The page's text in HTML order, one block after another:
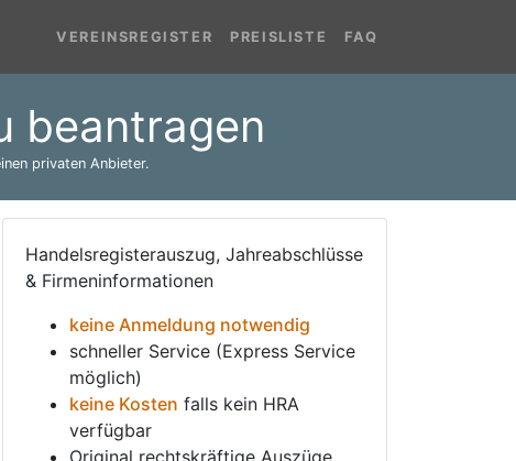
VEREINSREGISTER PREISLISTE FAQ
beantragen
privaten Anbieter.
Handelsregisterauszug, Jahreabschlüsse
& Firmeninformationen
keine Anmeldung notwendig
schneller Service (Express Service
möglich)
keine Kosten falls kein HRA
verfügbar
Original rechtskräftige Auszüge